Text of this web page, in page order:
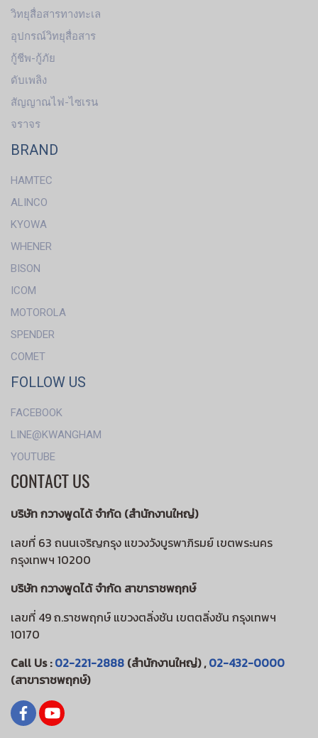
วิทยุสื่อสารทางทะเล
อุปกรณ์วิทยุสื่อสาร
กู้ชีพ-กู้ภัย
ดับเพลิง
สัญญาณไฟ-ไซเรน
จราจร
BRAND
HAMTEC
ALINCO
KYOWA
WHENER
BISON
ICOM
MOTOROLA
SPENDER
COMET
FOLLOW US
FACEBOOK
LINE@KWANGHAM
YOUTUBE
CONTACT US
บริษัท กวางพูดได้ จำกัด (สำนักงานใหญ่)
เลขที่ 63 ถนนเจริญกรุง แขวงวังบูรพาภิรมย์ เขตพระนคร
กรุงเทพฯ 10200
บริษัท กวางพูดได้ จำกัด สาขาราชพฤกษ์
เลขที่ 49 ถ.ราชพฤกษ์ แขวงตลิ่งชัน เขตตลิ่งชัน กรุงเทพฯ
10170
Call Us :02-221-2888 (สำนักงานใหญ่) ,02-432-0000
(สาขาราชพฤกษ์)